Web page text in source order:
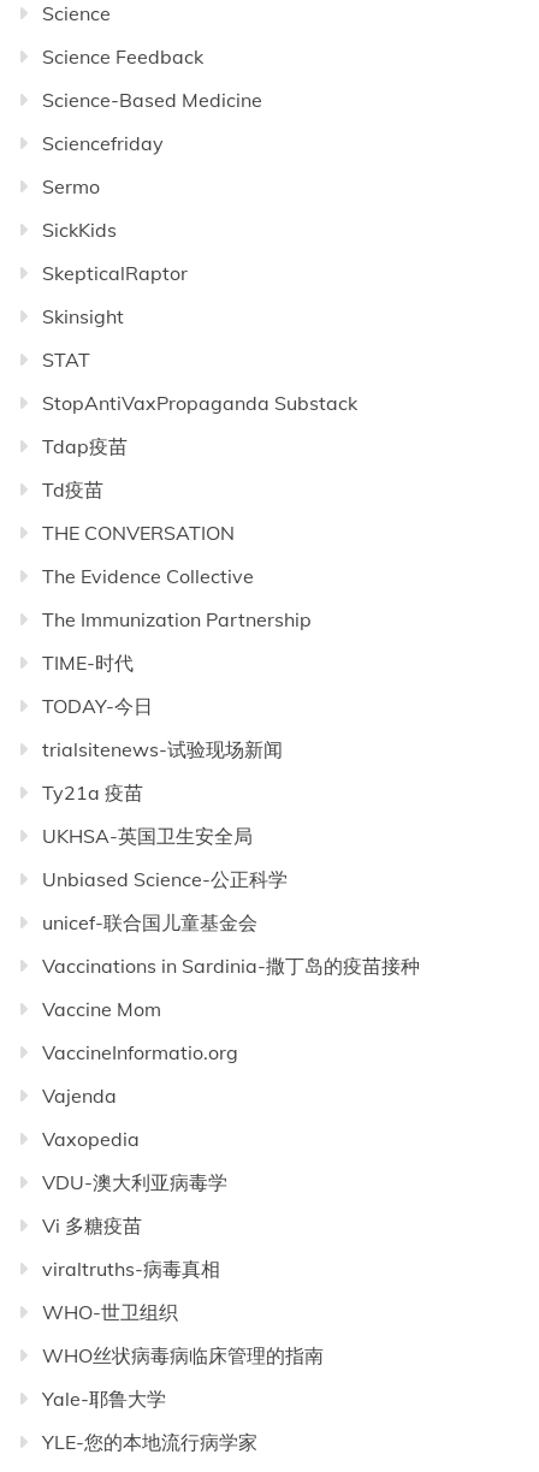
Science
Science Feedback
Science-Based Medicine
Sciencefriday
Sermo
SickKids
SkepticalRaptor
Skinsight
STAT
StopAntiVaxPropaganda Substack
Tdap疫苗
Td疫苗
THE CONVERSATION
The Evidence Collective
The Immunization Partnership
TIME-时代
TODAY-今日
trialsitenews-试验现场新闻
Ty21a 疫苗
UKHSA-英国卫生安全局
Unbiased Science-公正科学
unicef-联合国儿童基金会
Vaccinations in Sardinia-撒丁岛的疫苗接种
Vaccine Mom
VaccineInformatio.org
Vajenda
Vaxopedia
VDU-澳大利亚病毒学
Vi 多糖疫苗
viraltruths-病毒真相
WHO-世卫组织
WHO丝状病毒病临床管理的指南
Yale-耶鲁大学
YLE-您的本地流行病学家